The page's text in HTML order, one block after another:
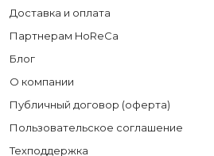
Доставка и оплата
Партнерам HoReCa
Блог
О компании
Публичный договор (оферта)
Пользовательское соглашение
Техподдержка